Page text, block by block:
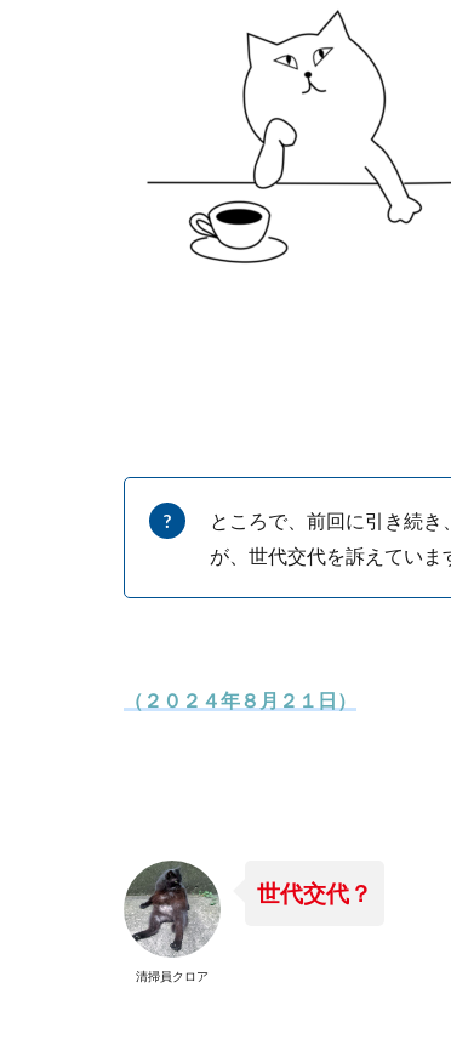
ところで、前回に引き続き
が、世代交代を訴えていま
（２０２４年８月２１日）
清掃員クロア
世代交代？